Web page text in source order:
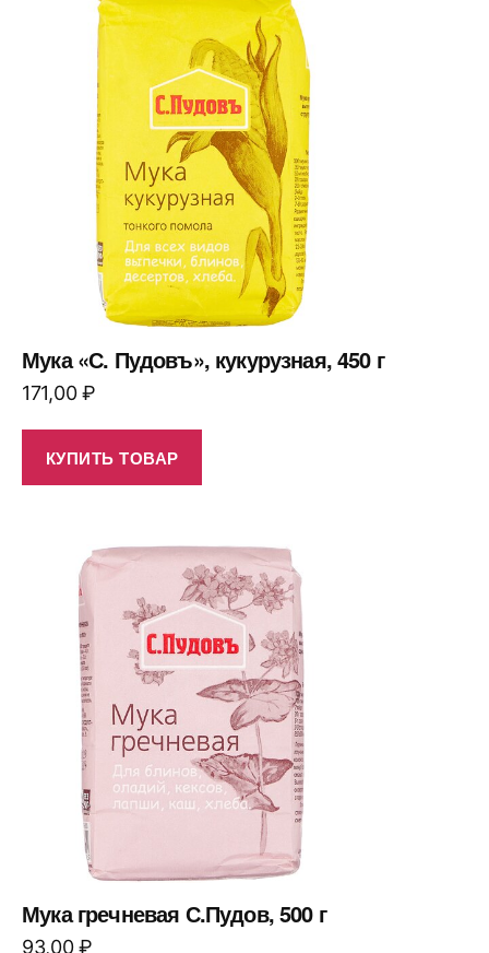
Мука «С. Пудовъ», кукурузная, 450 г
171,00₽
КУПИТЬ ТОВАР
Мука гречневая С.Пудов, 500 г
93,00₽